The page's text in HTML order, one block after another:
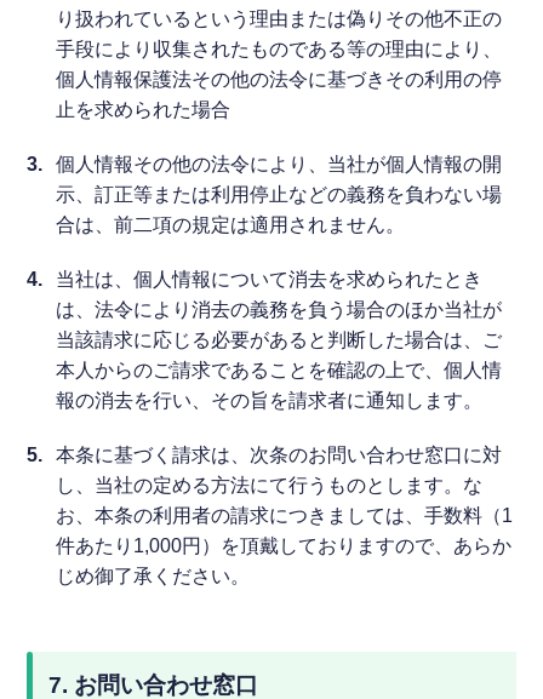
り扱われているという理由または偽りその他不正の
手段により収集されたものである等の理由により、
個人情報保護法その他の法令に基づきその利用の停
止を求められた場合
3.
個人情報その他の法令により、当社が個人情報の開
示、訂正等または利用停止などの義務を負わない場
合は、前二項の規定は適用されません。
4.
当社は、個人情報について消去を求められたとき
は、法令により消去の義務を負う場合のほか当社が
当該請求に応じる必要があると判断した場合は、ご
本人からのご請求であることを確認の上で、個人情
報の消去を行い、その旨を請求者に通知します。
5.
本条に基づく請求は、次条のお問い合わせ窓口に対
し、当社の定める方法にて行うものとします。な
お、本条の利用者の請求につきましては、手数料（1
件あたり1,000円）を頂戴しておりますので、あらか
じめ御了承ください。
7. お問い合わせ窓口